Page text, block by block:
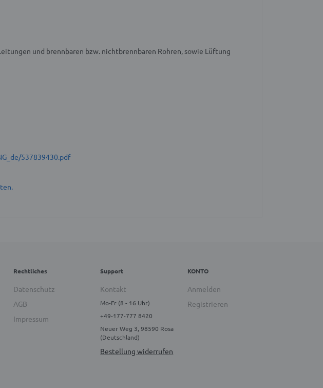
und brennbaren bzw. nichtbrennbaren Rohren, sowie Lüftung
537839430.pdf
Rechtliches
Datenschutz
AGB
Impressum
Support
Kontakt
Mo-Fr (8 - 16 Uhr)
+49-177-777 8420
Neuer Weg 3, 98590 Rosa
(Deutschland)
Bestellung widerrufen
KONTO
Anmelden
Registrieren